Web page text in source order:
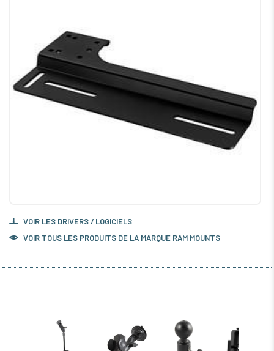
VOIR LES DRIVERS / LOGICIELS
VOIR TOUS LES PRODUITS DE LA MARQUE RAM MOUNTS